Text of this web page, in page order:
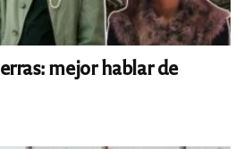
mejor hablar de